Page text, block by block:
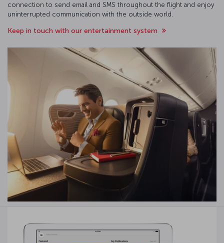
connection to send email and SMS throughout the flight and enjoy
uninterrupted communication with the outside world.
Keep in touch with our entertainment system